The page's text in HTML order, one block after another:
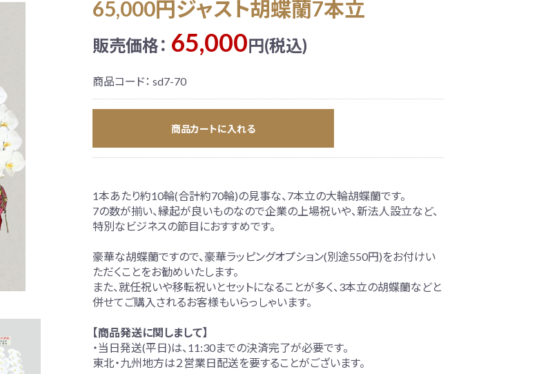
新規上場・一部上場祝い
の日 引越し祝い
蝶蘭
受賞胡蝶蘭
北海道配送商品
65,000円ジャスト胡蝶蘭7本立
販売価格： 65,000円(税込)
商品コード： sd7-70
商品カートに入れる
1本あたり約10輪(合計約70輪)の見事な、7本立の大輪胡蝶蘭です。
7の数が揃い、縁起が良いものなので企業の上場祝いや、新法人設立など、
特別なビジネスの節目におすすめです。
豪華な胡蝶蘭ですので、豪華ラッピングオプション(別途550円)をお付けい
ただくことをお勧めいたします。
また、就任祝いや移転祝いとセットになることが多く、3本立の胡蝶蘭などと
併せてご購入されるお客様もいらっしゃいます。
【商品発送に関しまして】
・当日発送(平日)は、11:30までの決済完了が必要です。
東北・九州地方は２営業日配送を要することがございます。